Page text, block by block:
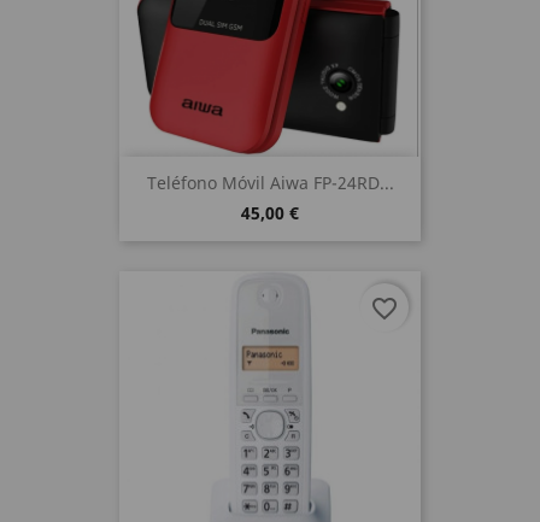
Teléfono Móvil Aiwa FP-24RD...
45,00 €
favorite_border